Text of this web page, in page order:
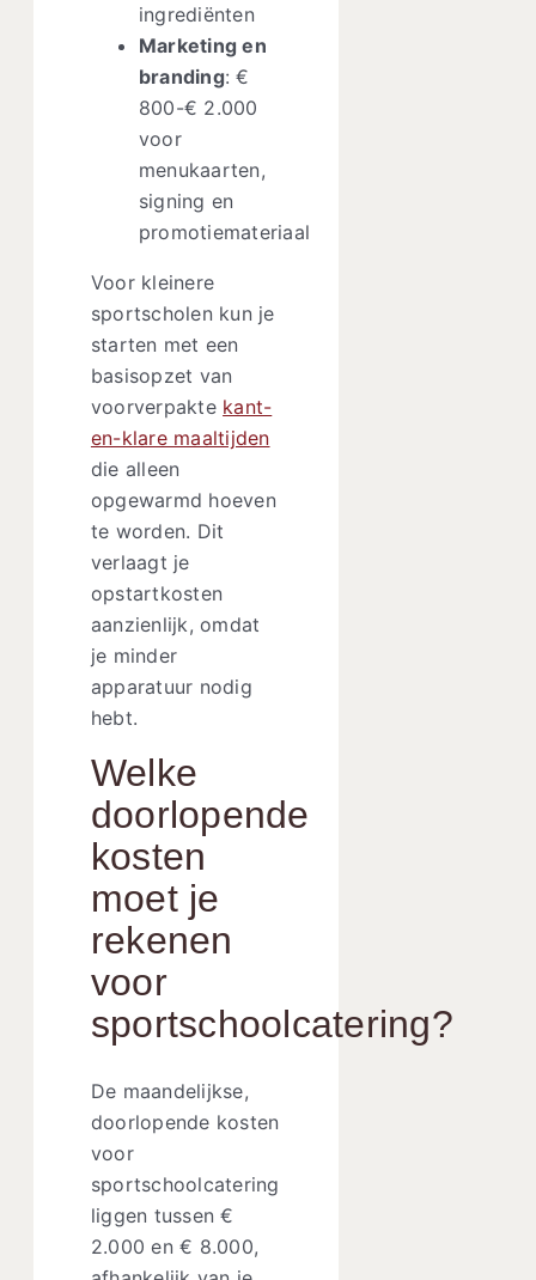
ingrediënten
Marketing en
branding: €
800-€ 2.000
voor
menukaarten,
signing en
promotiemateriaal
Voor kleinere
sportscholen kun je
starten met een
basisopzet van
voorverpakte kant-
en-klare maaltijden
die alleen
opgewarmd hoeven
te worden. Dit
verlaagt je
opstartkosten
aanzienlijk, omdat
je minder
apparatuur nodig
hebt.
Welke
doorlopende
kosten
moet je
rekenen
voor
sportschoolcatering?
De maandelijkse,
doorlopende kosten
voor
sportschoolcatering
liggen tussen €
2.000 en € 8.000,